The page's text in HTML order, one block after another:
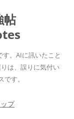
帖
。AIに訊いたこと
は、誤りに気付い
す。
プ